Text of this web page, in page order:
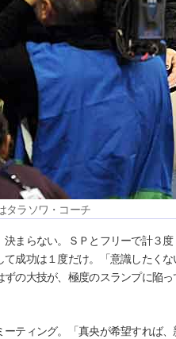
タラソワ・コーチ
まらない。ＳＰとフリーで計３度
成功は１度だけ。「意識したくな
の大技が、極度のスランプに陥っ
ティング。「真央が希望すれば、